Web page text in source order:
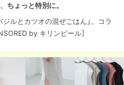
ちょっと特別に。
ルとカツオの混ぜごはん」。コラ
by キリンビール］